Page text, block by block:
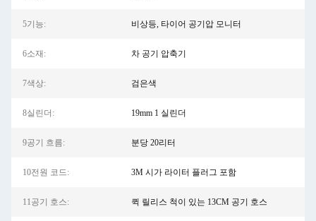
5기능: 비상등, 타이어 공기압 모니터
6소재: 차 공기 압축기
7색상: 검은색
8실린더: 19mm 1 실린더
9공기 흐름: 분당 20리터
10전원 코드: 3M 시가 라이터 플러그 포함
11공기 호스: 퀵 릴리스 척이 있는 13CM 공기 호스